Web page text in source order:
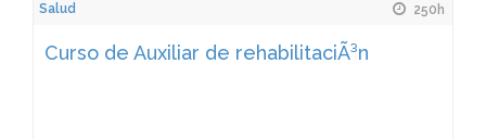
Salud 250h
Curso de Auxiliar de rehabilitaciÃ³n